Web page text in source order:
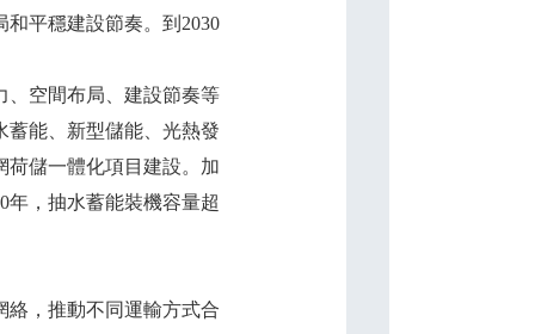
平穩建設節奏。到2030
空間布局、建設節奏等
蓄能、新型儲能、光熱發
荷儲一體化項目建設。加
年，抽水蓄能裝機容量超
，推動不同運輸方式合